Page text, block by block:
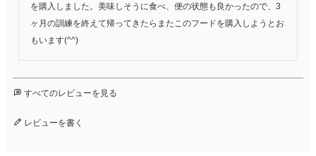
を購入しました。美味しそうに食べ、便の状態も良かったので、3
ヶ月の訓練を終えて帰ってきたらまたこのフードを購入しようとお
すべてのレビューを見る
レビューを書く